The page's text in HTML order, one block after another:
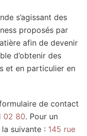
s’agissant des
proposés par
afin de devenir
d’obtenir des
et en particulier en
de contact
02 80. Pour un
suivante : 145 rue